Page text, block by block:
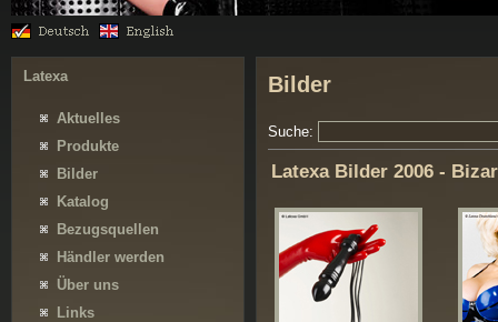
Latexa
Aktuelles
Produkte
Bilder
Katalog
Bezugsquellen
Händler werden
Über uns
Links
Bilder
Suche:
Latexa Bilder 2006 - Bizar